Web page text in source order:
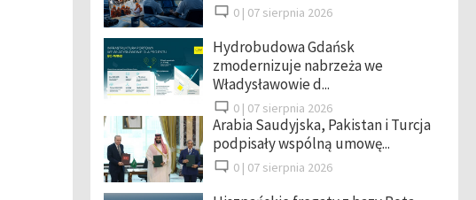
0 | 07 sierpnia 2026
Hydrobudowa Gdańsk
zmodernizuje nabrzeża we
Władysławowie d...
0 | 07 sierpnia 2026
Arabia Saudyjska, Pakistan i Turcja
podpisały wspólną umowę...
0 | 07 sierpnia 2026